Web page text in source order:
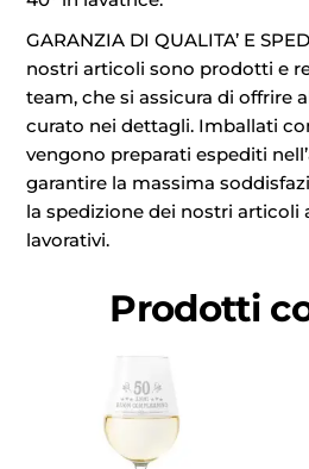
GARANZIA DI QUALITA’ E
nostri articoli sono prodotti e
team, che si assicura di offrire
curato nei dettagli. Imballati
vengono preparati espediti
garantire la massima
la spedizione dei nostri articoli
lavorativi.
Prodotti